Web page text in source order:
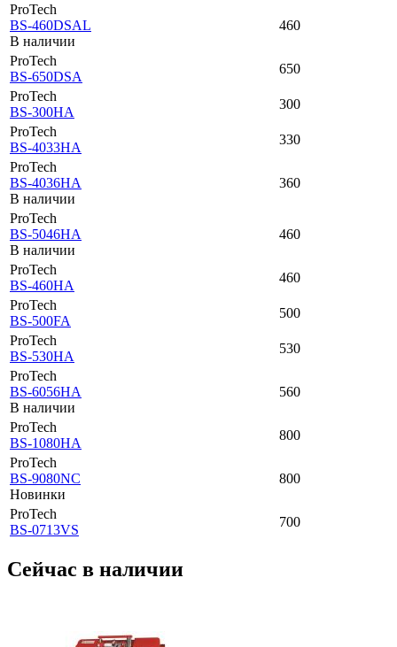
ProTech
BS-460DSAL
В наличии
460
ProTech
BS-650DSA
650
ProTech
BS-300HA
300
ProTech
BS-4033HA
330
ProTech
BS-4036HA
В наличии
360
ProTech
BS-5046HA
В наличии
460
ProTech
BS-460HA
460
ProTech
BS-500FA
500
ProTech
BS-530HA
530
ProTech
BS-6056HA
В наличии
560
ProTech
BS-1080HA
800
ProTech
BS-9080NC
Новинки
800
ProTech
BS-0713VS
700
Сейчас в наличии